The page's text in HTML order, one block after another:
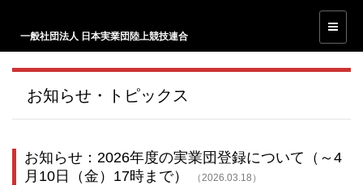
一般社団法人 日本実業団陸上競技連合
お知らせ・トピックス
お知らせ：2026年度の実業団登録について（～4
月10日（金）17時まで）
（2026.03.18）